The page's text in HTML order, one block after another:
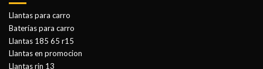
Llantas para carro
Baterías para carro
Llantas 185 65 r15
Llantas en promocion
Llantas rin 13